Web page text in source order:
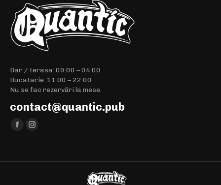
Bar / terasa: 09:00 – 04:00
Bucatarie: 11:00 – 22:00
Nu se fac rezervări la mese.
contact@quantic.pub
Find us on:
FacebookInstagram